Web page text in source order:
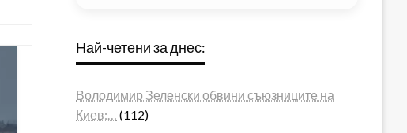
Най-четени за днес:
Володимир Зеленски обвини съюзниците на
Киев:…
(112)